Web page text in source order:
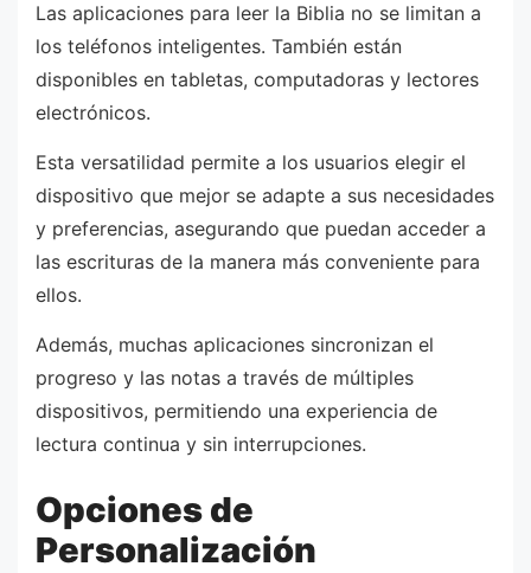
Las aplicaciones para leer la Biblia no se limitan a
los teléfonos inteligentes. También están
disponibles en tabletas, computadoras y lectores
electrónicos.
Esta versatilidad permite a los usuarios elegir el
dispositivo que mejor se adapte a sus necesidades
y preferencias, asegurando que puedan acceder a
las escrituras de la manera más conveniente para
ellos.
Además, muchas aplicaciones sincronizan el
progreso y las notas a través de múltiples
dispositivos, permitiendo una experiencia de
lectura continua y sin interrupciones.
Opciones de
Personalización